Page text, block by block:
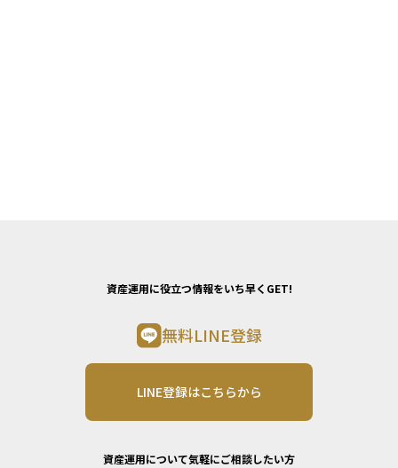
資産運用に役立つ情報をいち早くGET!
無料LINE登録
LINE登録はこちらから
資産運用について気軽にご相談したい方